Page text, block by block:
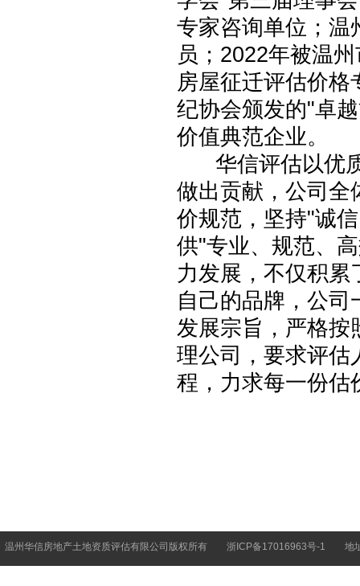
专家咨询单位；温
员；2022年被温
房屋征迁评估价
纪协会颁发的"卓
价值典范企业。
华信评估以优质
做出贡献，公司全
价规范，坚持"诚
供"专业、规范、
力发展，不仅积累
自己的品牌，公
发展宗旨，严格按
理公司，要求评估
程，力求每一份估
温州华信房地产土地资质评估有限公司版权所有 浙ICP备17016963号-1 地